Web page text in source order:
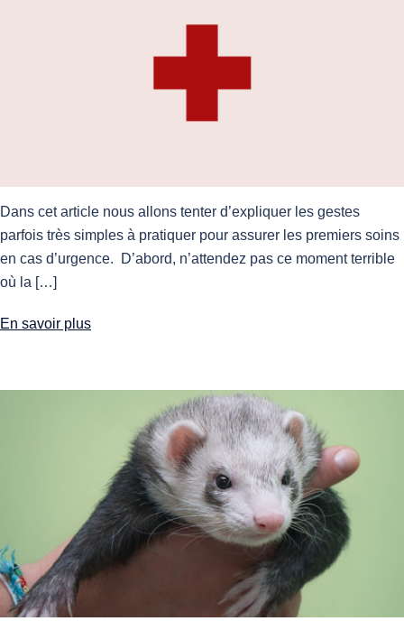
Dans cet article nous allons tenter d’expliquer les gestes
parfois très simples à pratiquer pour assurer les premiers soins
en cas d’urgence. D’abord, n’attendez pas ce moment terrible
où la […]
En savoir plus